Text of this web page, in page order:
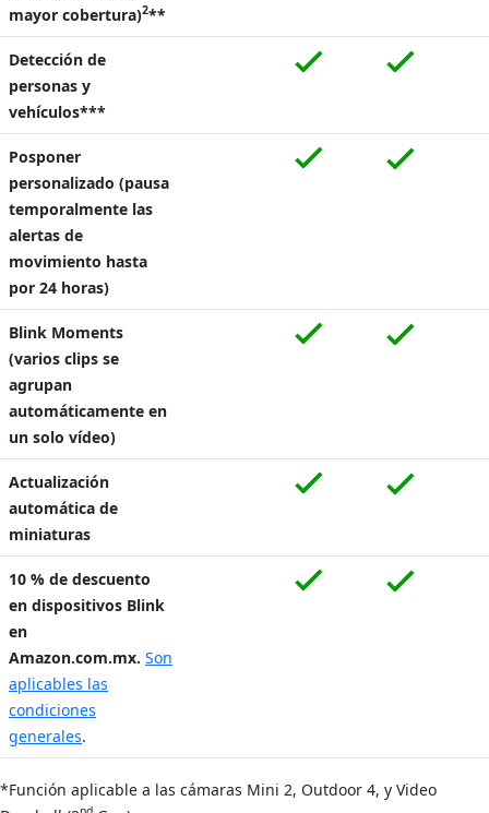
mayor cobertura)2**
Detección de
personas y
vehículos***
Posponer
personalizado (pausa
temporalmente las
alertas de
movimiento hasta
por 24 horas)
Blink Moments
(varios clips se
agrupan
automáticamente en
un solo vídeo)
Actualización
automática de
miniaturas
10 % de descuento
en dispositivos Blink
en
Amazon.com.mx. Son
aplicables las
condiciones
generales.
*Función aplicable a las cámaras Mini 2, Outdoor 4, y Video